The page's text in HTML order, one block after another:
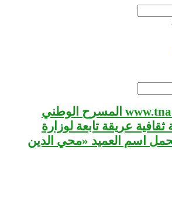
www.tna.dz المسرح الوطني
عريقة تابعة لوزارة
يحمل اسم العميد «محي الدين